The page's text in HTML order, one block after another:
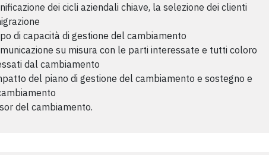
dei cicli aziendali chiave, la selezione dei clienti
di capacità di gestione del cambiamento
su misura con le parti interessate e tutti coloro
dal cambiamento
del piano di gestione del cambiamento e sostegno e
del cambiamento.